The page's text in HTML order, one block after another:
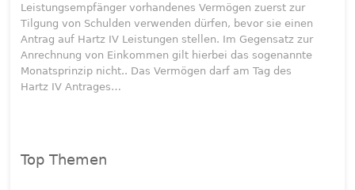
Leistungsempfänger vorhandenes Vermögen zuerst zur
Tilgung von Schulden verwenden dürfen, bevor sie einen
Antrag auf Hartz IV Leistungen stellen. Im Gegensatz zur
Anrechnung von Einkommen gilt hierbei das sogenannte
Monatsprinzip nicht.. Das Vermögen darf am Tag des
Hartz IV Antrages…
Top Themen